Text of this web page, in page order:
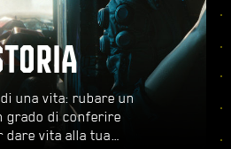
una vita: rubare un
grado di conferire
dare vita alla tua